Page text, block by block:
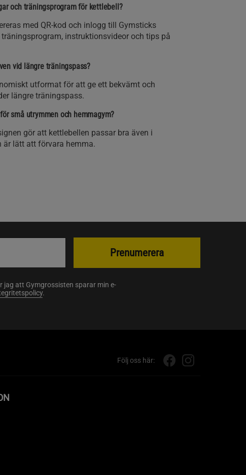
och träningsprogram för kettlebell?
med QR-kod och inlogg till Gymsticks
instruktionsvideor och tips på
vid längre träningspass?
utformat för att ge ett bekvämt och
längre träningspass.
små utrymmen och hemmagym?
gör att kettlebellen passar bra även i
är lätt att förvara hemma.
jag att Gymgrossisten sparar min e-
.
Prenumerera
Följ oss här: